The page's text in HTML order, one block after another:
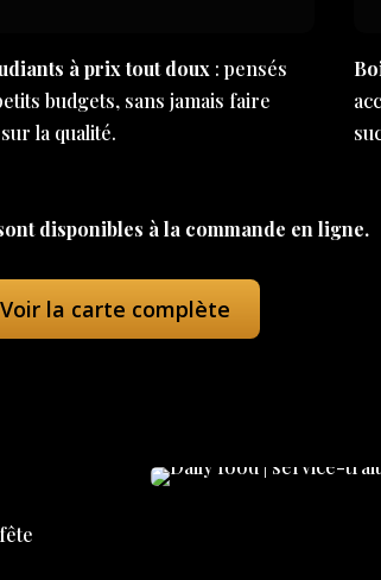
à prix tout doux : pensés
budgets, sans jamais faire
la qualité.
disponibles à la commande en ligne.
Voir la carte complète